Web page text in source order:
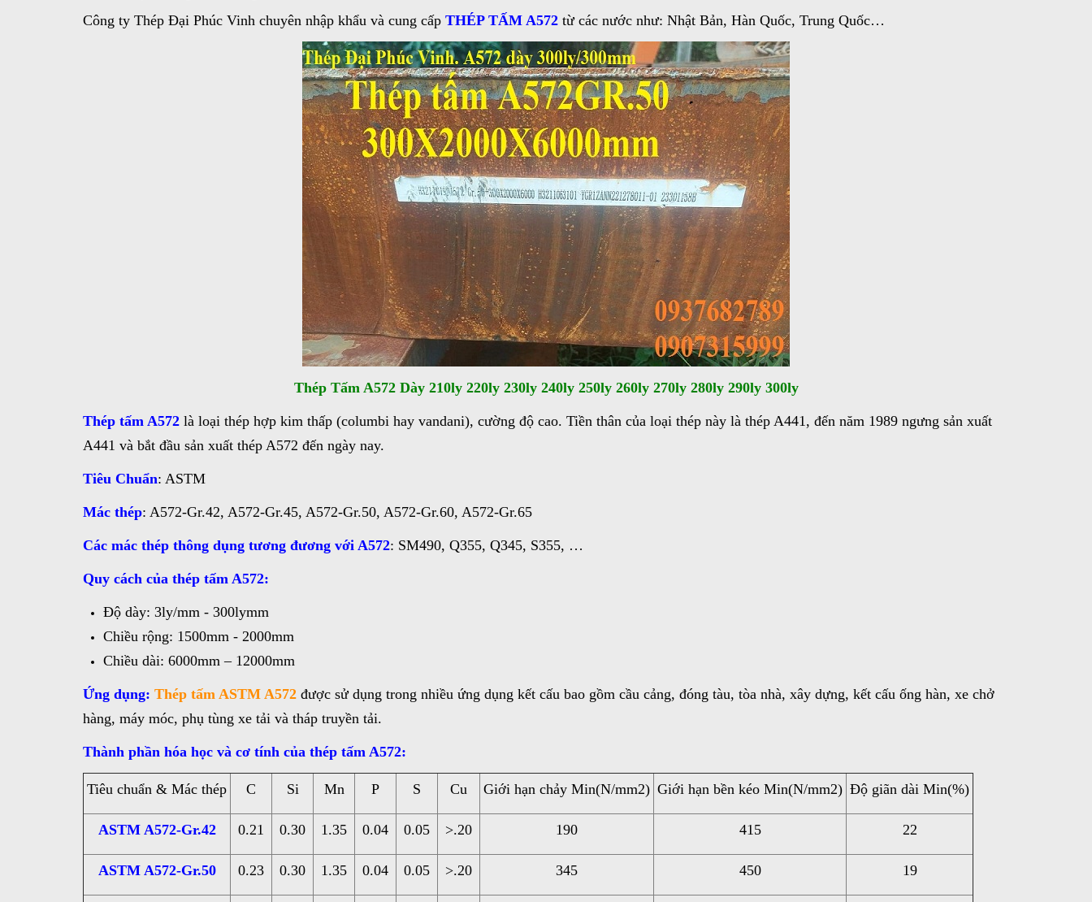
Công ty Thép Đại Phúc Vinh chuyên nhập khẩu và cung cấp THÉP TẤM A572 từ các nước như: Nhật Bản, Hàn Quốc, Trung Quốc…
Thép Tấm A572 Dày 210ly 220ly 230ly 240ly 250ly 260ly 270ly 280ly 290ly 300ly
Thép tấm A572 là loại thép hợp kim thấp (columbi hay vandani), cường độ cao. Tiền thân của loại thép này là thép A441, đến năm 1989 ngưng sản xuất
A441 và bắt đầu sản xuất thép A572 đến ngày nay.
Tiêu Chuẩn: ASTM
Mác thép: A572-Gr.42, A572-Gr.45, A572-Gr.50, A572-Gr.60, A572-Gr.65
Các mác thép thông dụng tương đương với A572: SM490, Q355, Q345, S355, …
Quy cách của thép tấm A572:
Độ dày: 3ly/mm - 300lymm
Chiều rộng: 1500mm - 2000mm
Chiều dài: 6000mm – 12000mm
Ứng dụng: Thép tấm ASTM A572 được sử dụng trong nhiều ứng dụng kết cấu bao gồm cầu cảng, đóng tàu, tòa nhà, xây dựng, kết cấu ống hàn, xe chở
hàng, máy móc, phụ tùng xe tải và tháp truyền tải.
Thành phần hóa học và cơ tính của thép tấm A572:
Tiêu chuẩn & Mác thép C Si Mn P S Cu Giới hạn chảy Min(N/mm2) Giới hạn bền kéo Min(N/mm2) Độ giãn dài Min(%)
ASTM A572-Gr.42 0.21 0.30 1.35 0.04 0.05 >.20 190 415 22
ASTM A572-Gr.50 0.23 0.30 1.35 0.04 0.05 >.20 345 450 19